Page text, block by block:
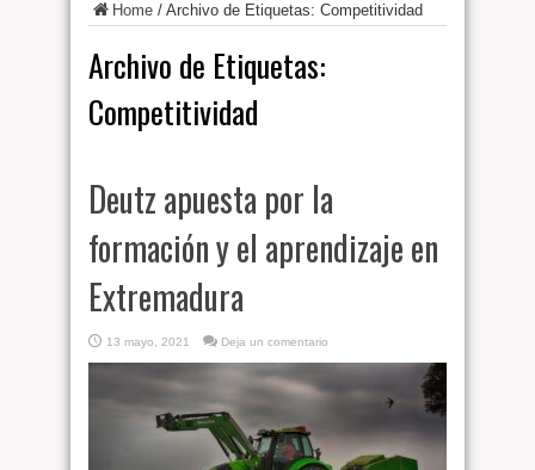
Home / Archivo de Etiquetas: Competitividad
Archivo de Etiquetas:
Competitividad
Deutz apuesta por la
formación y el aprendizaje en
Extremadura
13 mayo, 2021 Deja un comentario